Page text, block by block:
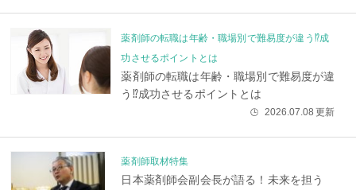
薬剤師の転職は年齢・職場別で難易度が違う⁉成
功させるポイントとは
薬剤師の転職は年齢・職場別で難易度が違
う⁉成功させるポイントとは
🕒 2026.07.08 更新
薬剤師取材特集
日本薬剤師会副会長が語る！未来を担う